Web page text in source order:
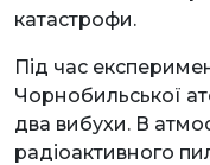
катастрофи.
Під час
Чорнобильської
два вибухи. В
радіоактивного